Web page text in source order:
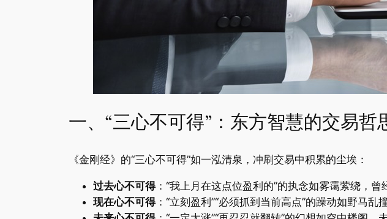
一、“三心不可得”：东方智慧的交易哲
《金刚经》的“三心不可得”如一泓清泉，冲刷交易中积累的尘埃：
​过去心不可得​：“我上月在这点位盈利的”的执念如雾霭萦绕，
​现在心不可得​：“立刻盈利”“必须抓到当前高点”的躁动如野马